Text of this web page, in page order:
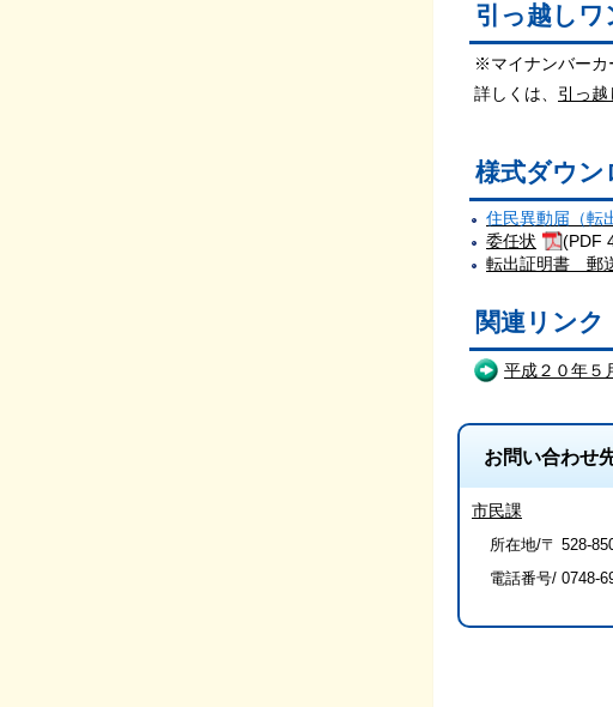
引っ越し
※マイナンバーカ
詳しくは、 引っ越
様式ダウン
住民異動届（転
委任状
(PDF
転出証明書 郵
関連リンク
平成２０年５
お問い合わせ
市民課
所在地/〒 528-
電話番号/ 0748-